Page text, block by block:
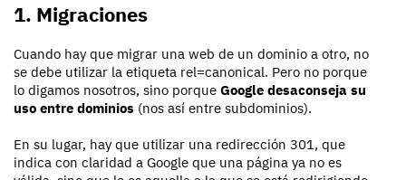
1. Migraciones
Cuando hay que migrar una web de un dominio a otro, no
se debe utilizar la etiqueta rel=canonical. Pero no porque
lo digamos nosotros, sino porque Google desaconseja su
uso entre dominios (nos así entre subdominios).
En su lugar, hay que utilizar una redirección 301, que
indica con claridad a Google que una página ya no es